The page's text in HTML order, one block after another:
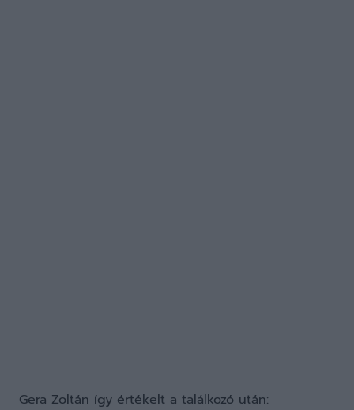
Gera Zoltán így értékelt a találkozó után: